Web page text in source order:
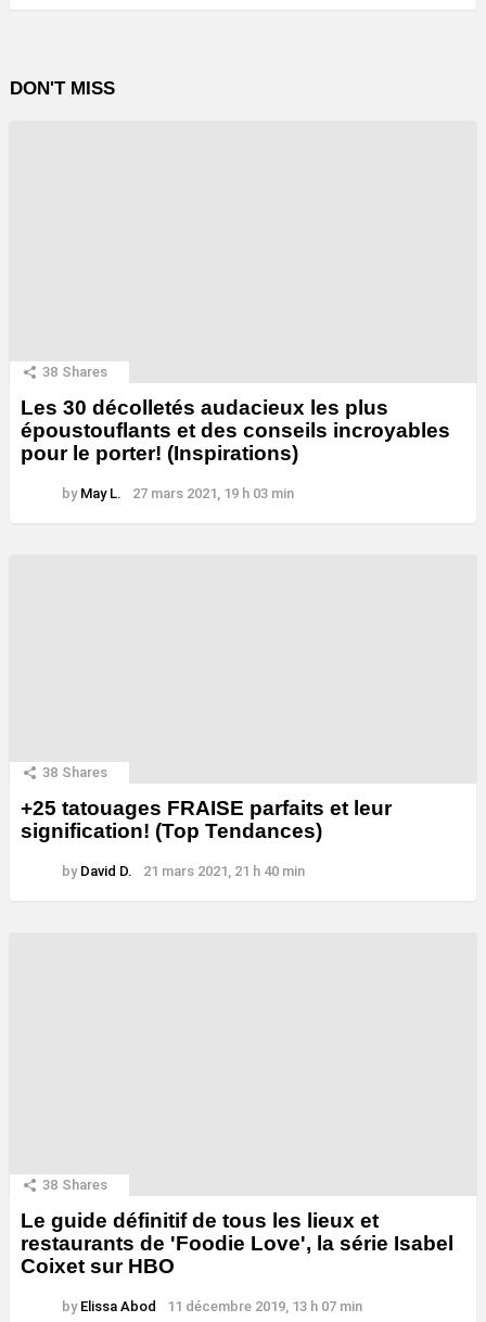
DON'T MISS
38 Shares
Les 30 décolletés audacieux les plus
époustouflants et des conseils incroyables
pour le porter! (Inspirations)
by May L. 27 mars 2021, 19 h 03 min
38 Shares
+25 tatouages ​​FRAISE parfaits et leur
signification! (Top Tendances)
by David D. 21 mars 2021, 21 h 40 min
38 Shares
Le guide définitif de tous les lieux et
restaurants de 'Foodie Love', la série Isabel
Coixet sur HBO
by Elissa Abod 11 décembre 2019, 13 h 07 min